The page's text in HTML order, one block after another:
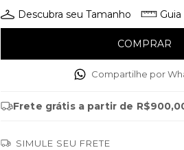
Descubra seu Tamanho
Compartilhe por
Frete grátis a partir de
SIMULE SEU FRETE